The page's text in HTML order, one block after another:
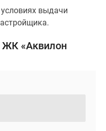
выдачи
ЖК «Аквилон